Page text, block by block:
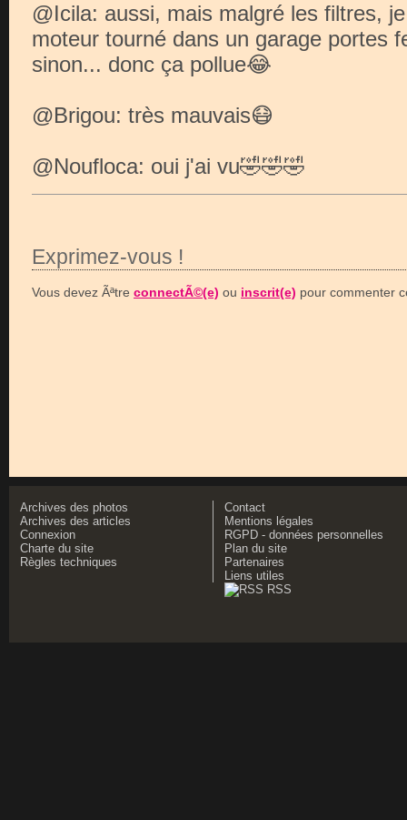
@Icila: aussi, mais malgré les filtres,
moteur tourné dans un garage portes
sinon... donc ça pollue😂
@Brigou: très mauvais😷
@Noufloca: oui j'ai vu🤣🤣🤣
Exprimez-vous !
Vous devez Ãªtre connectÃ©(e) ou inscrit(e) pour commenter
Archives des photos
Archives des articles
Connexion
Charte du site
Règles techniques
Contact
Mentions légales
RGPD - données personnelles
Plan du site
Partenaires
Liens utiles
RSS